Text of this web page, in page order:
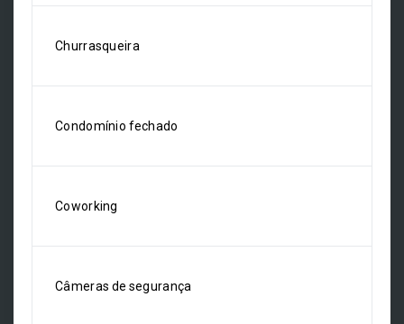
Churrasqueira
Condomínio fechado
Coworking
Câmeras de segurança